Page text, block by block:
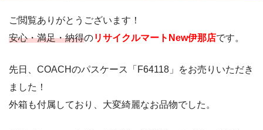
ご閲覧ありがとうございます！
安心・満足・納得のリサイクルマートNew伊那店です。
先日、COACHのパスケース「F64118」をお売りいただき
ました！
外箱も付属しており、大変綺麗なお品物でした。